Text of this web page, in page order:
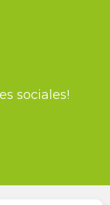
sociales!